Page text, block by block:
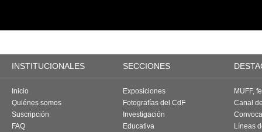
INSTITUCIONALES SECCIONES
Inicio
Quiénes somos
Suscripción
FAQ
Exposiciones
Fotografías del CdF
Investigación
Educativa
MUFF,
Canal
Líneas